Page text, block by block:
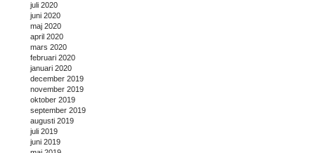
juli 2020
juni 2020
maj 2020
april 2020
mars 2020
februari 2020
januari 2020
december 2019
november 2019
oktober 2019
september 2019
augusti 2019
juli 2019
juni 2019